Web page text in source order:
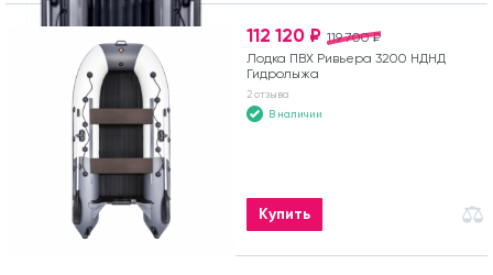
119 700 ₽
112 120 ₽
Лодка ПВХ Ривьера 3200 НДНД
Гидролыжа
2 отзыва
В наличии
Купить